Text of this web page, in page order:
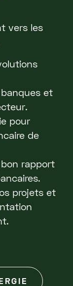
vers les
et
pour
de
rapport
projets et